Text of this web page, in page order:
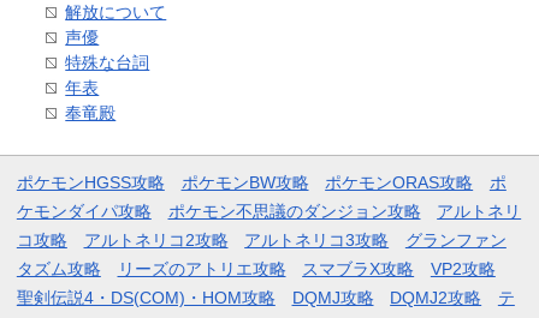
解放について
声優
特殊な台詞
年表
奉竜殿
ポケモンHGSS攻略 ポケモンBW攻略 ポケモンORAS攻略
ポ
ケモンダイパ攻略
ポケモン不思議のダンジョン攻略
アルトネリ
コ攻略
アルトネリコ2攻略 アルトネリコ3攻略
グランファン
タズム攻略
リーズのアトリエ攻略 スマブラX攻略
VP2攻略
聖剣伝説4・DS(COM)・HOM攻略
DQMJ攻略 DQMJ2攻略
テ